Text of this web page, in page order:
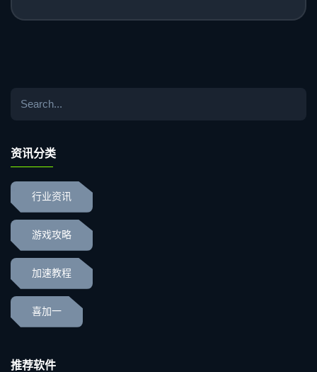
资讯分类
行业资讯
游戏攻略
加速教程
喜加一
推荐软件